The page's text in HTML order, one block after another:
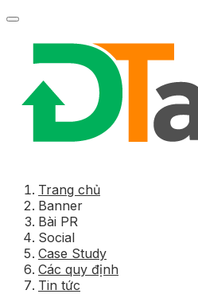
Trang chủ
Banner
Bài PR
Social
Case Study
Các quy định
Tin tức